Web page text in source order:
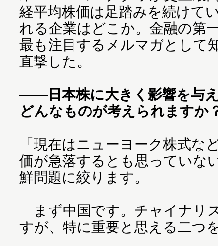
経平均株価は足踏みを続けて
れる企業はどこか。金融の第
最も注目するメルマガとして
直撃した。
――日本株に大きく影響を与
どんなものが考えられますか
「現在はニューヨーク株式な
価が急落するとも思っていな
鮮問題に絞ります。
まず中国です。チャイナリ
すが、特に重要と思える二つ